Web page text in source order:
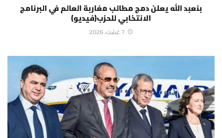
بنعبد الله يعلن دمج مطالب مغاربة العالم في البرنامج
الانتخابي للحزب(فيديو)
7 غشت، 2026